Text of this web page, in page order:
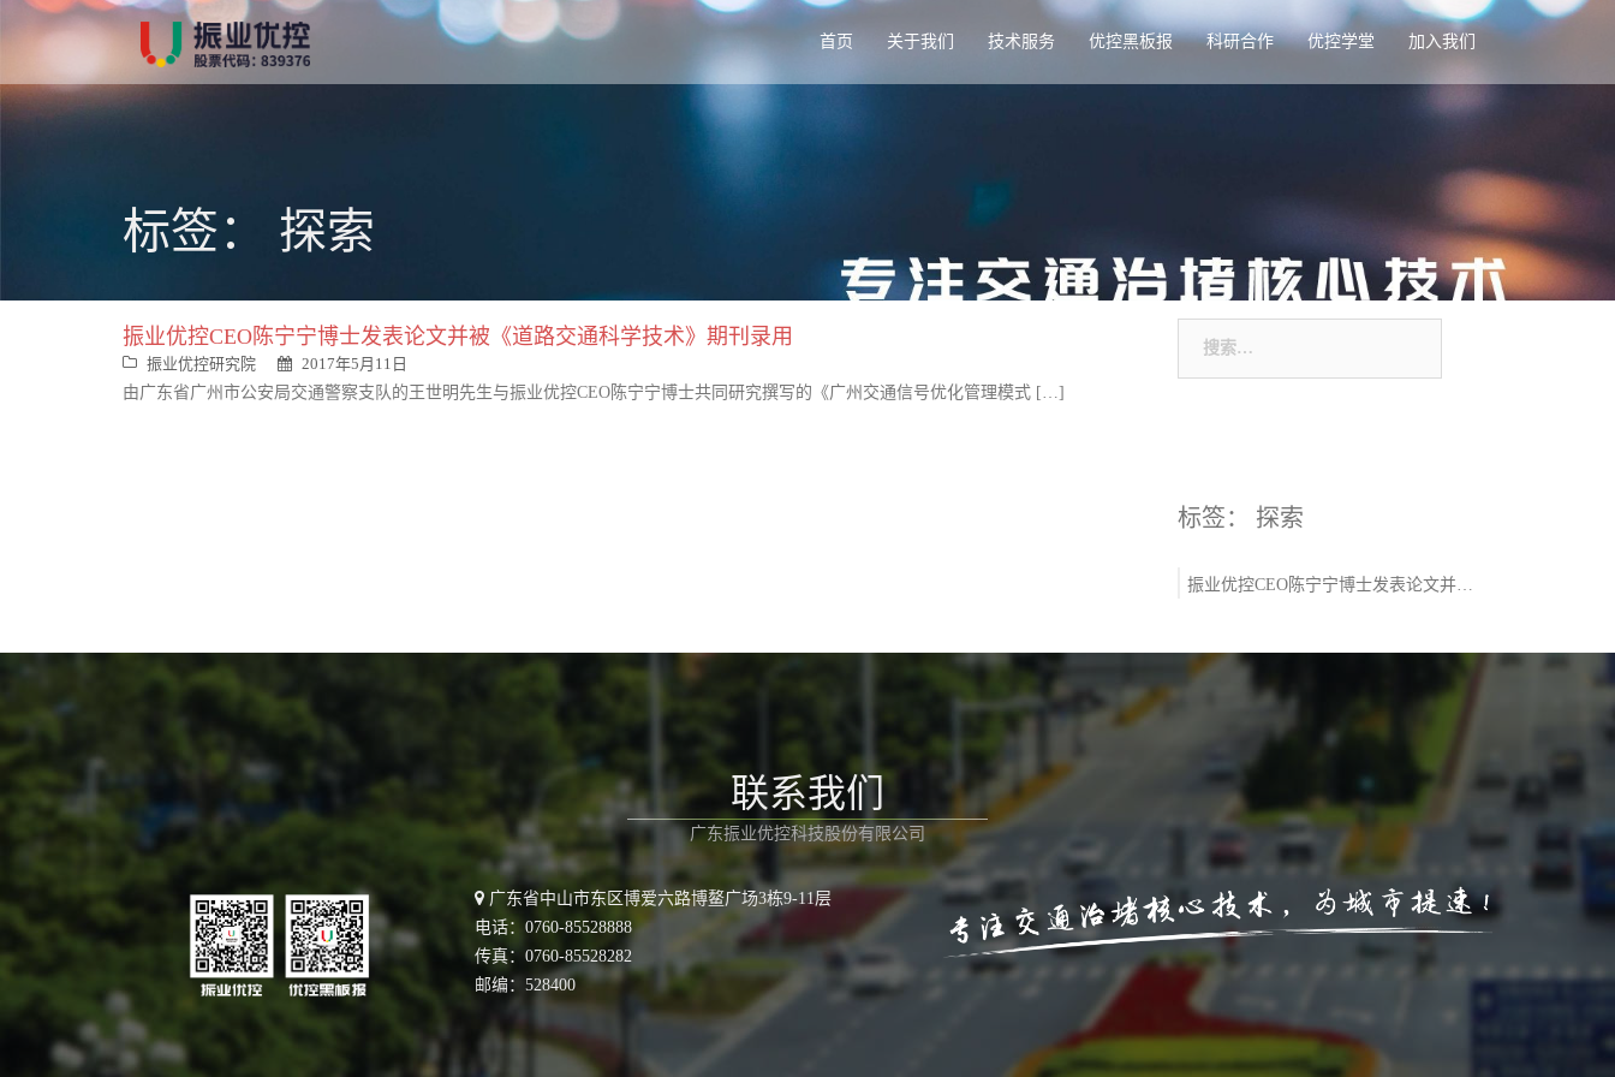
内
首页 关于我们 技术服务 优控黑板报 科研合作 优控学堂 加入我们
标签： 探索
振业优控CEO陈宁宁博士发表论文并被《道路交通科学技术》期刊录用
振业优控研究院
2017年5月11日
由广东省广州市公安局交通警察支队的王世明先生与振业优控CEO陈宁宁博士共同研究撰写的《广州交通信号优化管理模式 […]
索：
标签： 探索
振业优控CEO陈宁宁博士发表论文并被《道路交通科学技术》期刊录用
联系我们
广东振业优控科技股份有限公司
广东省中山市东区博爱六路博鳌广场3栋9-11层
电话：0760-85528888
传真：0760-85528282
邮编：528400